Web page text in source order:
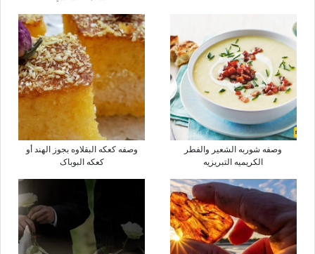
وصفه شوربه الشعیر والفطر
الکریمیه التبریزیه
وصفه کعکه البقلاوه بجوز الهند أو
کعکه البوباک